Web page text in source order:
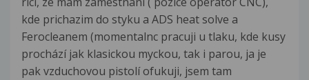
kde prichazim do styku a ADS heat solve a
Ferocleanem (momentalnc pracuji u tlaku, kde kusy
prochází jak klasickou myckou, tak i parou, ja je
pak vzduchovou pistolí ofukuji, jsem tam